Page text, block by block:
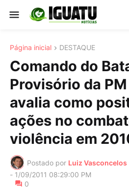
Página inicial DESTAQUE
Comando do
Provisório da
avalia como
ações no
violência em
Postado por Luiz Vasconcelos
- 1/09/2011 08:29:00 PM
0